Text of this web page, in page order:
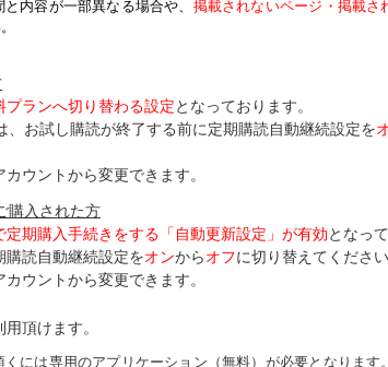
内容が一部異なる場合や、 掲載されないページ・掲載さ
プランへ切り替わる設定となっております。
お試し購読が終了する前に定期購読自動継続設定を
ウントから変更できます。
購入された方
定期購入手続きをする「自動更新設定」が有効となっ
購読自動継続設定をオンからオフに切り替えてください
ウントから変更できます。
頂けます。
には専用のアプリケーション（無料）が必要となります。